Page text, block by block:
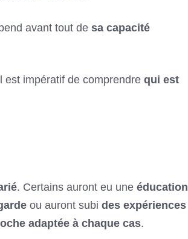
avant tout de sa capacité
est impératif de comprendre qui est
. Certains auront eu une éducation
ou auront subi des expériences
adaptée à chaque cas.